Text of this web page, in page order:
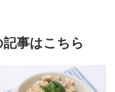
事はこちら